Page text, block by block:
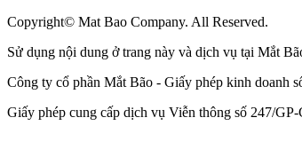
Copyright© Mat Bao Company. All Reserved.
Sử dụng nội dung ở trang này và dịch vụ tại Mắt
Công ty cổ phần Mắt Bão - Giấy phép kinh doanh
Giấy phép cung cấp dịch vụ Viễn thông số 247/